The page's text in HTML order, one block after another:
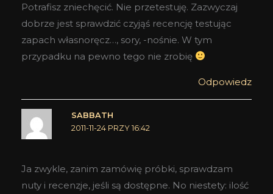
Potrafisz zniechęcić. Nie przetestuję. Zazwyczaj
dobrze jest sprawdzić czyjąś recencję testując
zapach własnoręcz…, sory, -nośnie. W tym
przypadku na pewno tego nie zrobię
Odpowiedz
SABBATH
2011-11-24 PRZY 16:42
Ja zwykle, zanim zamówię próbki, sprawdzam
nuty i recenzje, jeśli są dostępne. No niestety: ilość